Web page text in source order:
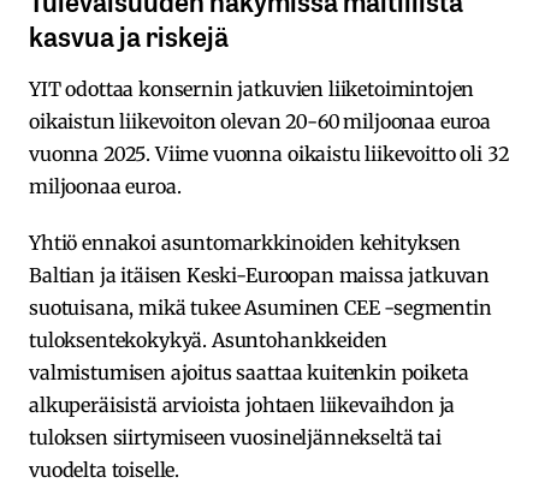
kasvua ja riskejä
YIT odottaa konsernin jatkuvien liiketoimintojen
oikaistun liikevoiton olevan 20-60 miljoonaa euroa
vuonna 2025. Viime vuonna oikaistu liikevoitto oli 32
miljoonaa euroa.
Yhtiö ennakoi asuntomarkkinoiden kehityksen
Baltian ja itäisen Keski-Euroopan maissa jatkuvan
suotuisana, mikä tukee Asuminen CEE -segmentin
tuloksentekokykyä. Asuntohankkeiden
valmistumisen ajoitus saattaa kuitenkin poiketa
alkuperäisistä arvioista johtaen liikevaihdon ja
tuloksen siirtymiseen vuosineljännekseltä tai
vuodelta toiselle.